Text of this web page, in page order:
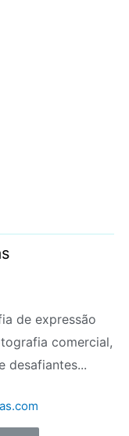
de expressão
comercial,
desafiantes...